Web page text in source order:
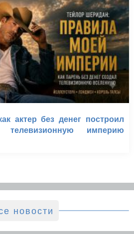
актер без денег построил
империю
новости